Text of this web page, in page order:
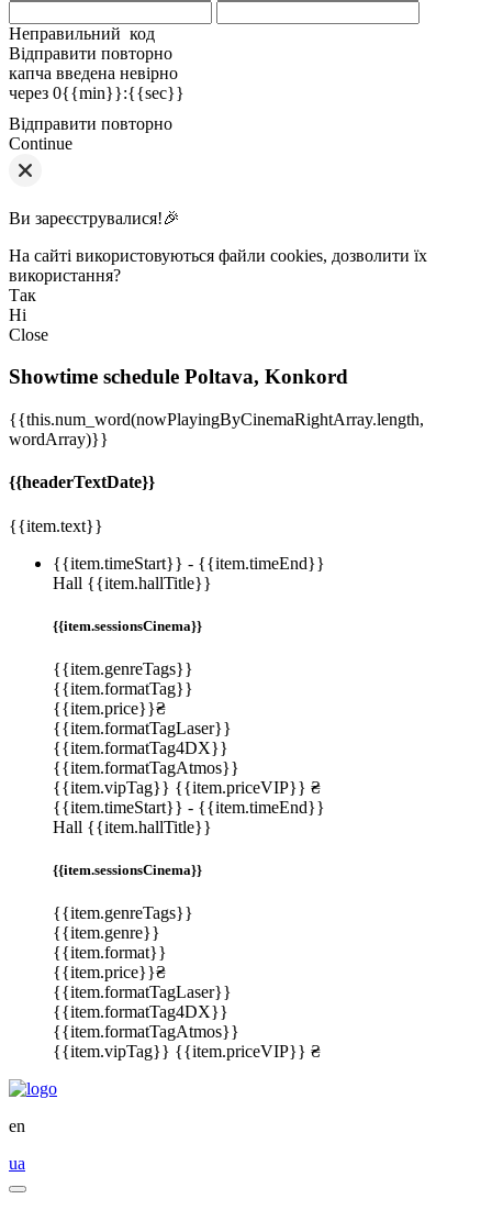
Неправильний код
Відправити повторно
капча введена невірно
через 0{{min}}:{{sec}}
Відправити повторно
Continue
Ви зареєструвалися!🎉
На сайті використовуються файли cookies, дозволити їх
використання?
Так
Ні
Close
Showtime schedule Poltava, Konkord
{{this.num_word(nowPlayingByCinemaRightArray.length,
wordArray)}}
{{headerTextDate}}
{{item.text}}
{{item.timeStart}} - {{item.timeEnd}}
Hall {{item.hallTitle}}
{{item.sessionsCinema}}
{{item.genreTags}}
{{item.formatTag}}
{{item.price}}₴
{{item.formatTagLaser}}
{{item.formatTag4DX}}
{{item.formatTagAtmos}}
{{item.vipTag}} {{item.priceVIP}} ₴
{{item.timeStart}} - {{item.timeEnd}}
Hall {{item.hallTitle}}
{{item.sessionsCinema}}
{{item.genreTags}}
{{item.genre}}
{{item.format}}
{{item.price}}₴
{{item.formatTagLaser}}
{{item.formatTag4DX}}
{{item.formatTagAtmos}}
{{item.vipTag}} {{item.priceVIP}} ₴
en
ua